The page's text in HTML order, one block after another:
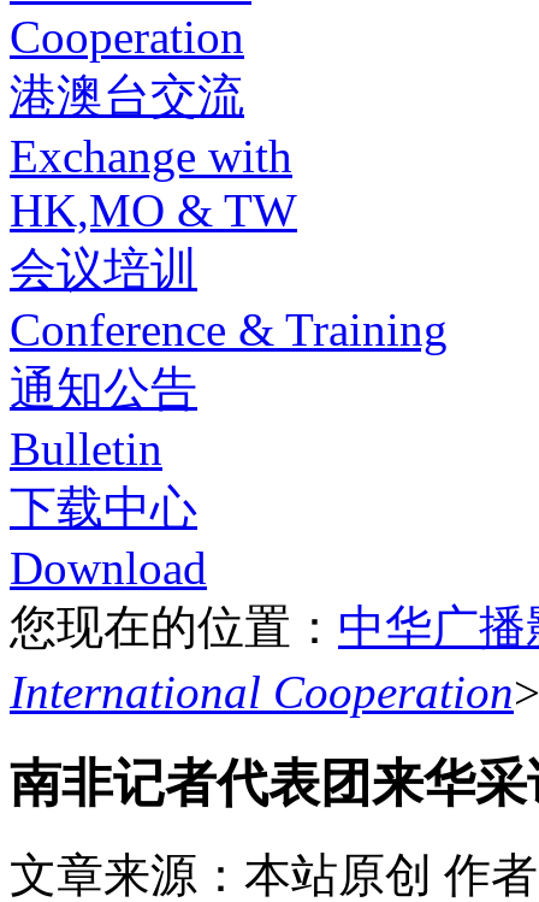
Cooperation
港澳台交流
Exchange with
HK,MO & TW
会议培训
Conference & Training
通知公告
Bulletin
下载中心
Download
您现在的位置： 中华广
International Cooperation
南非记者代表团来华
文章来源：本站原创 作